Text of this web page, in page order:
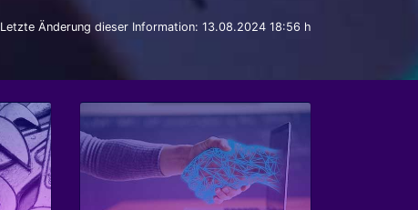
Letzte Änderung dieser Information: 13.08.2024 18:56 h